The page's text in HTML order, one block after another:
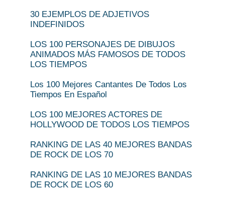
30 EJEMPLOS DE ADJETIVOS
INDEFINIDOS
LOS 100 PERSONAJES DE DIBUJOS
ANIMADOS MÁS FAMOSOS DE TODOS
LOS TIEMPOS
Los 100 Mejores Cantantes De Todos Los
Tiempos En Español
LOS 100 MEJORES ACTORES DE
HOLLYWOOD DE TODOS LOS TIEMPOS
RANKING DE LAS 40 MEJORES BANDAS
DE ROCK DE LOS 70
RANKING DE LAS 10 MEJORES BANDAS
DE ROCK DE LOS 60